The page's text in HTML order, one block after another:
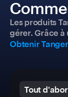
Les produits
gérer. Grâce
Obtenir
Tout